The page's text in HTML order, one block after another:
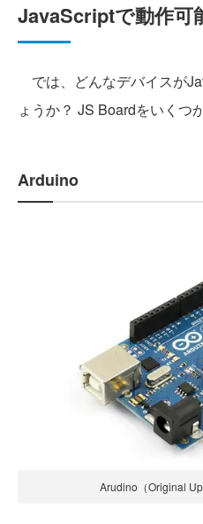
JavaScriptで動作可
では、どんなデバイスが
ょうか？ JS Boardをいくつ
Arduino
Arudino（Original